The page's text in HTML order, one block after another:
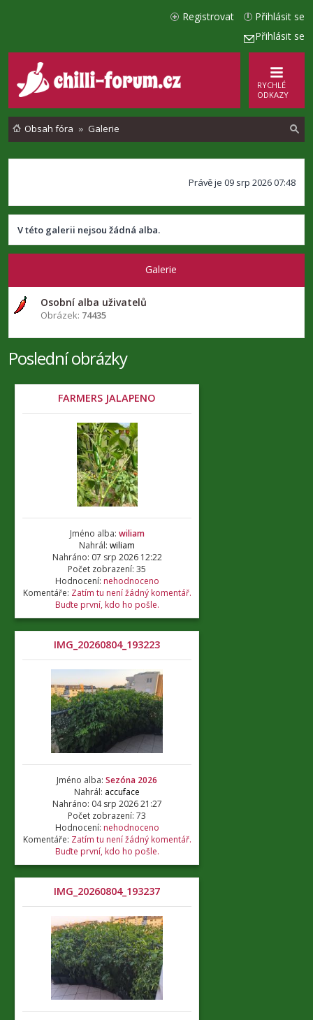
Přihlásit se
Přihlásit se
Registrovat
RYCHLÉ
ODKAZY
Obsah fóra Galerie
d
t
Právě je 09 srp 2026 07:48
V této galerii nejsou žádná alba.
Galerie
Osobní alba uživatelů
Obrázek: 74435
Poslední obrázky
FARMERS JALAPENO
Jméno alba: wiliam
Nahrál: wiliam
Nahráno: 07 srp 2026 12:22
Počet zobrazení: 35
Hodnocení: nehodnoceno
Komentáře: Zatím tu není žádný komentář.
Buďte první, kdo ho pošle.
IMG_20260804_193223
Jméno alba: Sezóna 2026
Nahrál: accuface
Nahráno: 04 srp 2026 21:27
Počet zobrazení: 73
Hodnocení: nehodnoceno
Komentáře: Zatím tu není žádný komentář.
Buďte první, kdo ho pošle.
IMG_20260804_193237